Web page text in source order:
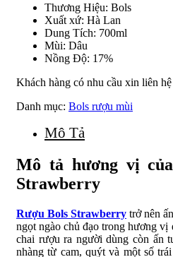
Thương Hiệu: Bols
Xuất xứ: Hà Lan
Dung Tích: 700ml
Mùi: Dâu
Nồng Độ: 17%
Khách hàng có nhu cầu xin liên hệ
Danh mục: Bols rượu mùi
Mô Tả
Mô tả hương vị
Strawberry
Rượu Bols Strawberry trở nên
ngọt ngào chủ đạo trong hương vị
chai rượu ra người dùng còn ấn
nhàng từ cam, quýt và một số